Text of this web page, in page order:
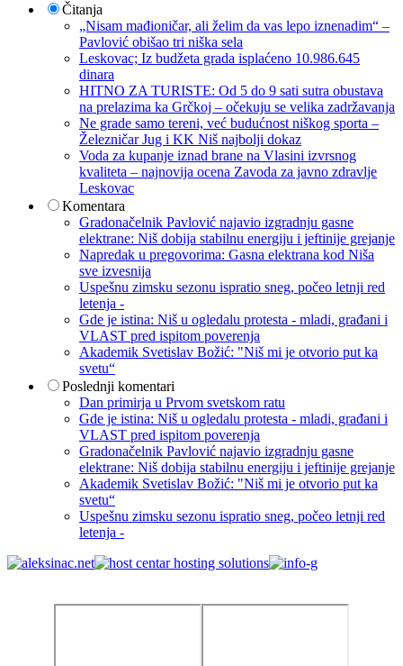
Čitanja
„Nisam mađioničar, ali želim da vas lepo iznenadim“ –
Pavlović obišao tri niška sela
Leskovac; Iz budžeta grada isplaćeno 10.986.645
dinara
HITNO ZA TURISTE: Od 5 do 9 sati sutra obustava
na prelazima ka Grčkoj – očekuju se velika zadržavanja
Ne grade samo tereni, već budućnost niškog sporta –
Železničar Jug i KK Niš najbolji dokaz
Voda za kupanje iznad brane na Vlasini izvrsnog
kvaliteta – najnovija ocena Zavoda za javno zdravlje
Leskovac
Komentara
Gradonačelnik Pavlović najavio izgradnju gasne
elektrane: Niš dobija stabilnu energiju i jeftinije grejanje
Napredak u pregovorima: Gasna elektrana kod Niša
sve izvesnija
Uspešnu zimsku sezonu ispratio sneg, počeo letnji red
letenja -
Gde je istina: Niš u ogledalu protesta - mladi, građani i
VLAST pred ispitom poverenja
Akademik Svetislav Božić: "Niš mi je otvorio put ka
svetu“
Poslednji komentari
Dan primirja u Prvom svetskom ratu
Gde je istina: Niš u ogledalu protesta - mladi, građani i
VLAST pred ispitom poverenja
Gradonačelnik Pavlović najavio izgradnju gasne
elektrane: Niš dobija stabilnu energiju i jeftinije grejanje
Akademik Svetislav Božić: "Niš mi je otvorio put ka
svetu“
Uspešnu zimsku sezonu ispratio sneg, počeo letnji red
letenja -